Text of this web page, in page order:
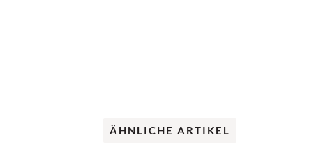
ÄHNLICHE ARTIKEL